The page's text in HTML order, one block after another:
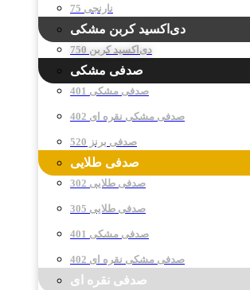
نارنجی 75
دی‌اکسید کربن مشکی
دی‌اکسید کربن 750
صدفی مشکی
صدفی مشکی 401
صدفی مشکی نقره ای 402
صدفی برنز 520
صدفی طلایی
صدفی طلایی 302
صدفی طلایی 305
صدفی مشکی 401
صدفی مشکی نقره ای 402
صدفی نقره ای